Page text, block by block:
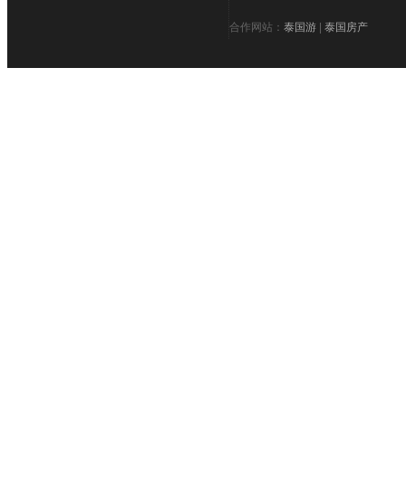
合作网站： 泰国游 泰国房产